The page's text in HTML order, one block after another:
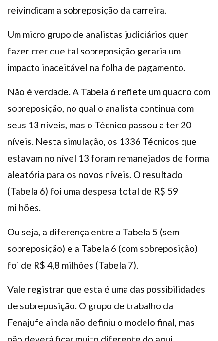
reivindicam a sobreposição da carreira.
Um micro grupo de analistas judiciários quer
fazer crer que tal sobreposição geraria um
impacto inaceitável na folha de pagamento.
Não é verdade. A Tabela 6 reflete um quadro com
sobreposição, no qual o analista continua com
seus 13 níveis, mas o Técnico passou a ter 20
níveis. Nesta simulação, os 1336 Técnicos que
estavam no nível 13 foram remanejados de forma
aleatória para os novos níveis. O resultado
(Tabela 6) foi uma despesa total de R$ 59
milhões.
Ou seja, a diferença entre a Tabela 5 (sem
sobreposição) e a Tabela 6 (com sobreposição)
foi de R$ 4,8 milhões (Tabela 7).
Vale registrar que esta é uma das possibilidades
de sobreposição. O grupo de trabalho da
Fenajufe ainda não definiu o modelo final, mas